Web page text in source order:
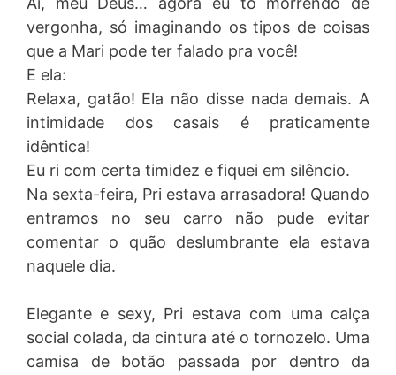
vergonha, só imaginando os tipos de coisas
que a Mari pode ter falado pra você!
E ela:
Relaxa, gatão! Ela não disse nada demais. A
intimidade dos casais é praticamente
idêntica!
Eu ri com certa timidez e fiquei em silêncio.
Na sexta-feira, Pri estava arrasadora! Quando
entramos no seu carro não pude evitar
comentar o quão deslumbrante ela estava
naquele dia.
Elegante e sexy, Pri estava com uma calça
social colada, da cintura até o tornozelo. Uma
camisa de botão passada por dentro da